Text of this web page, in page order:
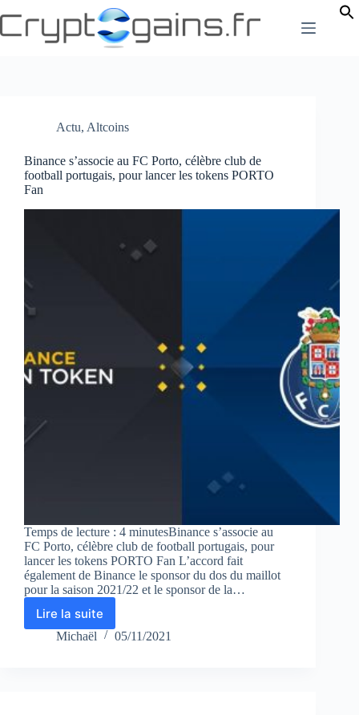
au
contenu
Actu, Altcoins
Binance s’associe au FC Porto, célèbre club de
football portugais, pour lancer les tokens PORTO
Fan
Temps de lecture : 4 minutesBinance s’associe au
FC Porto, célèbre club de football portugais, pour
lancer les tokens PORTO Fan L’accord fait
également de Binance le sponsor du dos du maillot
pour la saison 2021/22 et le sponsor de la…
Lire la suite
Binance
s’associe
Michaël 05/11/2021